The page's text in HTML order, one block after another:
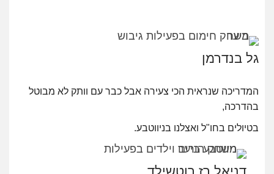
גל בנדרמן
המדריכה שנראית הכי צעירה אבל כבר עם וותק לא מבוטל
בהדרכה,
בטיולים בחו"ל ואצלנו בניווטבע.